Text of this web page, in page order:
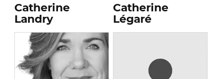
Catherine
Landry
Catherine
Légaré